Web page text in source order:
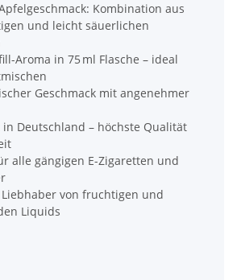
Kombination aus
und leicht säuerlichen
Aroma in 75 ml Flasche – ideal
Geschmack mit angenehmer
in Deutschland – höchste Qualität
alle gängigen E-Zigaretten und
von fruchtigen und
Liquids